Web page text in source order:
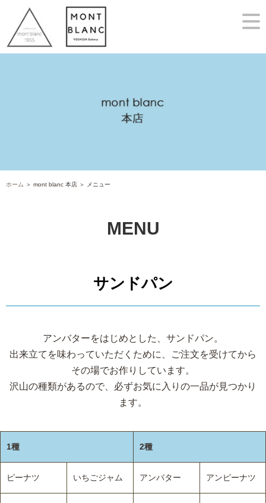
ホーム ＞ mont blanc 本店 ＞ メニュー
MENU
サンドパン
アンバターをはじめとした、サンドパン。
出来立てを味わっていただくために、ご注文を受けてから
その場でお作りしています。
沢山の種類があるので、必ずお気に入りの一品が見つかり
ます。
1種 2種
ピーナツ いちごジャム アンバター アンピーナツ